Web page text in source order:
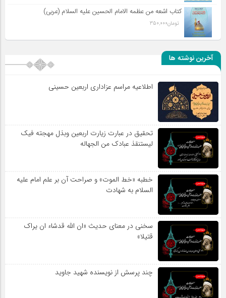
کتاب اشعه من عظمه الامام الحسین علیه السلام (عربی)
تومان350,000
آخرین نوشته ها
اطلاعیه مراسم عزاداری اربعین حسینی
تحقیق در عبارت زیارت اربعین وبذل مهجته فیک
لیستنقذ عبادک من الجهاله
خطبه «خط الموت» و صراحت آن بر علم امام علیه
السلام به شهادت
سخنی در معنای حدیث «ان الله قدشاء ان یراک
قتیلا»
چند پرسش از نویسنده شهید جاوید